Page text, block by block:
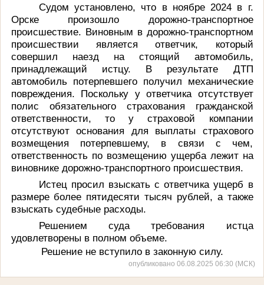
Судом установлено, что в ноябре 2024 в г.
Орске произошло дорожно-транспортное
происшествие. Виновным в дорожно-транспортном
происшествии является ответчик, который
совершил наезд на стоящий автомобиль,
принадлежащий истцу. В результате ДТП
автомобиль потерпевшего получил механические
повреждения. Поскольку у ответчика отсутствует
полис обязательного страхования гражданской
ответственности, то у страховой компании
отсутствуют основания для выплаты страхового
возмещения потерпевшему, в связи с чем,
ответственность по возмещению ущерба лежит на
виновнике дорожно-транспортного происшествия.
Истец просил взыскать с ответчика ущерб в
размере более пятидесяти тысяч рублей, а также
взыскать судебные расходы.
Решением суда требования истца
удовлетворены в полном объеме.
Решение не вступило в законную силу.
опубликовано 06.08.2025 06:30 (МСК)